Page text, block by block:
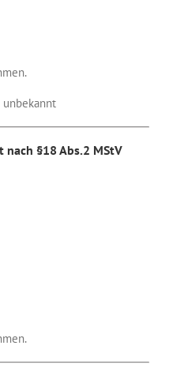
unbekannt
nach §18 Abs.2 MStV